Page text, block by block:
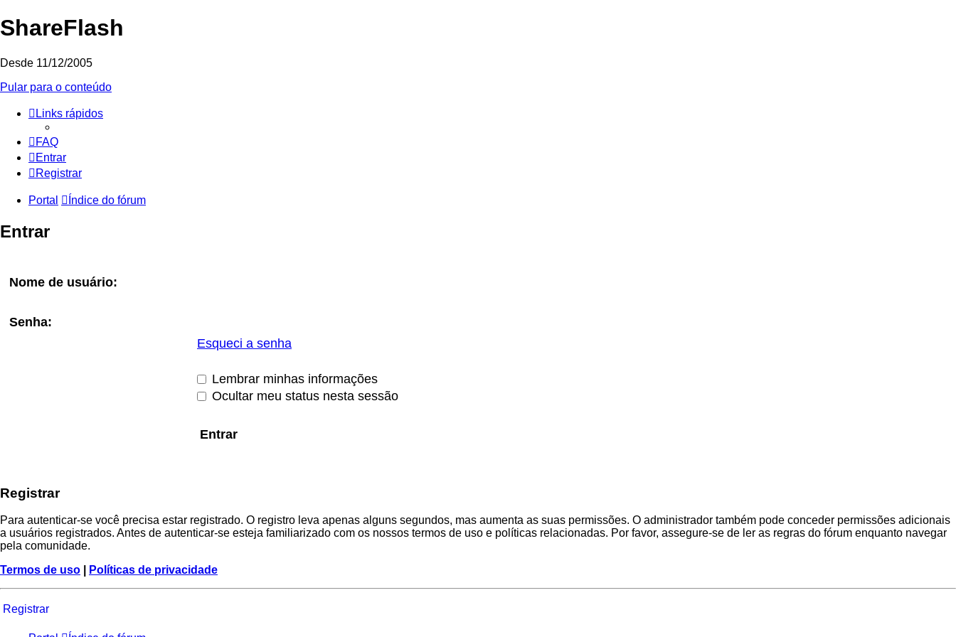
ShareFlash
Desde 11/12/2005
Pular para o conteúdo
Links rápidos
FAQ
Entrar
Registrar
Portal Índice do fórum
Entrar
Nome de usuário:
Senha:
Esqueci a senha
Lembrar minhas informações
Ocultar meu status nesta sessão
Registrar
Para autenticar-se você precisa estar registrado. O registro leva apenas alguns segundos, mas aumenta as suas permissões. O administrador também pode conceder permissões adicionais
a usuários registrados. Antes de autenticar-se esteja familiarizado com os nossos termos de uso e políticas relacionadas. Por favor, assegure-se de ler as regras do fórum enquanto navegar
pela comunidade.
Termos de uso
Políticas de privacidade
Registrar